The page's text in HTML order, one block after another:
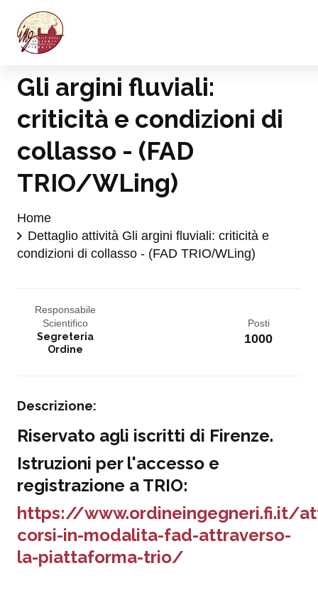
Gli argini fluviali:
criticità e condizioni di
collasso - (FAD
TRIO/WLing)
Home
Dettaglio attività Gli argini fluviali: criticità e
condizioni di collasso - (FAD TRIO/WLing)
Responsabile
Scientifico
Segreteria
Ordine
Posti
1000
Descrizione:
Riservato agli iscritti di Firenze.
Istruzioni per l'accesso e
registrazione a TRIO:
https://www.ordineingegneri.fi.it/
corsi-in-modalita-fad-attraverso-
la-piattaforma-trio/